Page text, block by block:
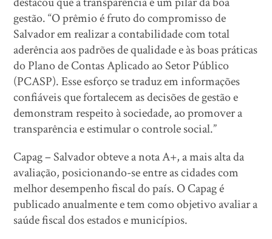
gestão. “O prêmio é fruto do compromisso de
Salvador em realizar a contabilidade com total
aderência aos padrões de qualidade e às boas práticas
do Plano de Contas Aplicado ao Setor Público
(PCASP). Esse esforço se traduz em informações
confiáveis que fortalecem as decisões de gestão e
demonstram respeito à sociedade, ao promover a
transparência e estimular o controle social.”
Capag – Salvador obteve a nota A+, a mais alta da
avaliação, posicionando-se entre as cidades com
melhor desempenho fiscal do país. O Capag é
publicado anualmente e tem como objetivo avaliar a
saúde fiscal dos estados e municípios.